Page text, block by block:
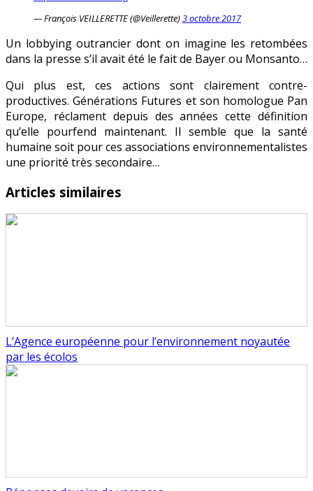
— François VEILLERETTE (@Veillerette)3 octobre 2017
Un lobbying outrancier dont on imagine les retombées
dans la presse s’il avait été le fait de Bayer ou Monsanto…
Qui plus est, ces actions sont clairement contre-
productives. Générations Futures et son homologue Pan
Europe, réclament depuis des années cette définition
qu’elle pourfend maintenant. Il semble que la santé
humaine soit pour ces associations environnementalistes
une priorité très secondaire…
Articles similaires
L’Agence européenne pour l’environnement noyautée
par les écolos